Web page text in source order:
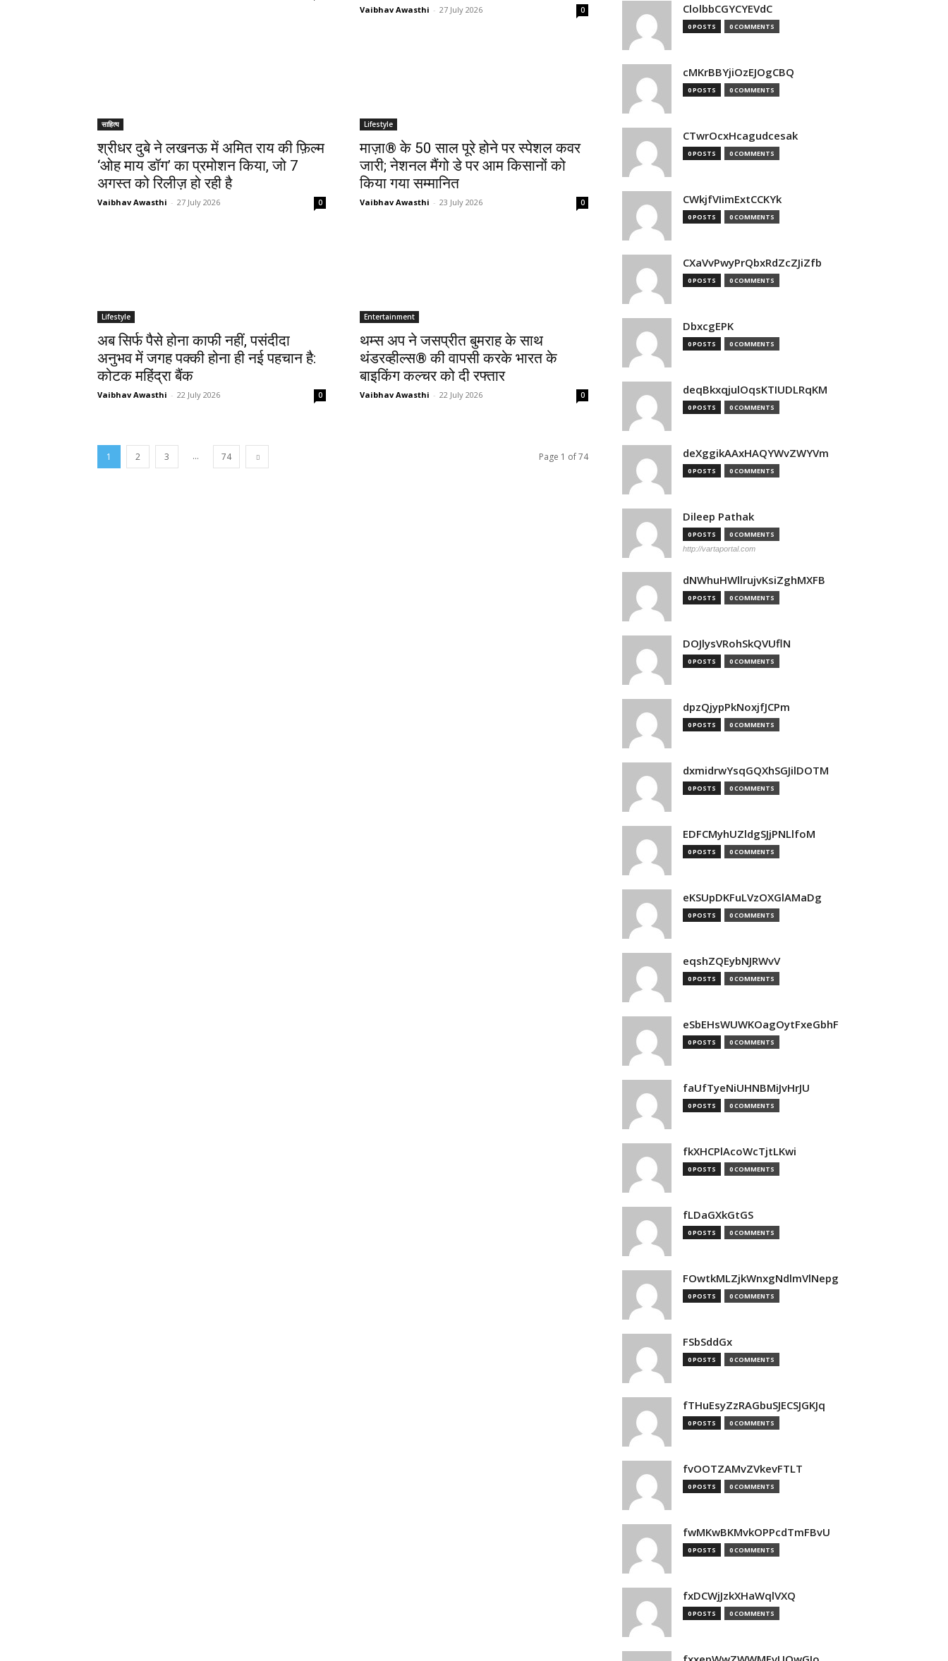
Vaibhav Awasthi - 27 July 2026 0
साहित्य
श्रीधर दुबे ने लखनऊ में अमित राय की फ़िल्म
‘ओह माय डॉग’ का प्रमोशन किया, जो 7
अगस्त को रिलीज़ हो रही है
Vaibhav Awasthi - 27 July 2026 0
Lifestyle
माज़ा® के 50 साल पूरे होने पर स्‍पेशल कवर
जारी; नेशनल मैंगो डे पर आम किसानों को
किया गया सम्मानित
Vaibhav Awasthi - 23 July 2026 0
Lifestyle
अब सिर्फ पैसे होना काफी नहीं, पसंदीदा
अनुभव में जगह पक्की होना ही नई पहचान है:
कोटक महिंद्रा बैंक
Vaibhav Awasthi - 22 July 2026 0
Entertainment
थम्स अप ने जसप्रीत बुमराह के साथ
थंडरव्‍हील्‍स® की वापसी करके भारत के
बाइकिंग कल्चर को दी रफ्तार
Vaibhav Awasthi - 22 July 2026 0
1 2 3 ... 74 Page 1 of 74
ClolbbCGYCYEVdC
0 POSTS 0 COMMENTS
cMKrBBYjiOzEJOgCBQ
0 POSTS 0 COMMENTS
CTwrOcxHcagudcesak
0 POSTS 0 COMMENTS
CWkjfVIimExtCCKYk
0 POSTS 0 COMMENTS
CXaVvPwyPrQbxRdZcZJiZfb
0 POSTS 0 COMMENTS
DbxcgEPK
0 POSTS 0 COMMENTS
deqBkxqjulOqsKTIUDLRqKM
0 POSTS 0 COMMENTS
deXggikAAxHAQYWvZWYVm
0 POSTS 0 COMMENTS
Dileep Pathak
0 POSTS 0 COMMENTS
http://vartaportal.com
dNWhuHWllrujvKsiZghMXFB
0 POSTS 0 COMMENTS
DOJlysVRohSkQVUflN
0 POSTS 0 COMMENTS
dpzQjypPkNoxjfJCPm
0 POSTS 0 COMMENTS
dxmidrwYsqGQXhSGJilDOTM
0 POSTS 0 COMMENTS
EDFCMyhUZldgSJjPNLlfoM
0 POSTS 0 COMMENTS
eKSUpDKFuLVzOXGlAMaDg
0 POSTS 0 COMMENTS
eqshZQEybNJRWvV
0 POSTS 0 COMMENTS
eSbEHsWUWKOagOytFxeGbhF
0 POSTS 0 COMMENTS
faUfTyeNiUHNBMiJvHrJU
0 POSTS 0 COMMENTS
fkXHCPlAcoWcTjtLKwi
0 POSTS 0 COMMENTS
fLDaGXkGtGS
0 POSTS 0 COMMENTS
FOwtkMLZjkWnxgNdlmVlNepg
0 POSTS 0 COMMENTS
FSbSddGx
0 POSTS 0 COMMENTS
fTHuEsyZzRAGbuSJECSJGKJq
0 POSTS 0 COMMENTS
fvOOTZAMvZVkevFTLT
0 POSTS 0 COMMENTS
fwMKwBKMvkOPPcdTmFBvU
0 POSTS 0 COMMENTS
fxDCWjJzkXHaWqlVXQ
0 POSTS 0 COMMENTS